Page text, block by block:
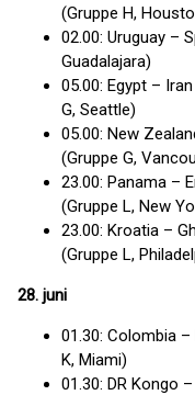
(Gruppe H,
02.00: Uruguay –
Guadalajara)
05.00: Egypt –
G, Seattle)
05.00: New
(Gruppe G,
23.00: Panama –
(Gruppe L, New
23.00: Kroatia –
(Gruppe L,
28. juni
01.30: Colombia –
K, Miami)
01.30: DR Kongo